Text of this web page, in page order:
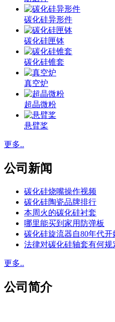
碳化硅异形件
碳化硅匣钵
碳化硅锥套
真空炉
超晶微粉
悬臂桨
更多..
公司新闻
碳化硅烧嘴操作视频
碳化硅陶瓷品牌排行
本周火的碳化硅衬套
哪里能买到家用防弹板
碳化硅旋流器自80年代
法律对碳化硅轴套有何规
更多..
公司简介